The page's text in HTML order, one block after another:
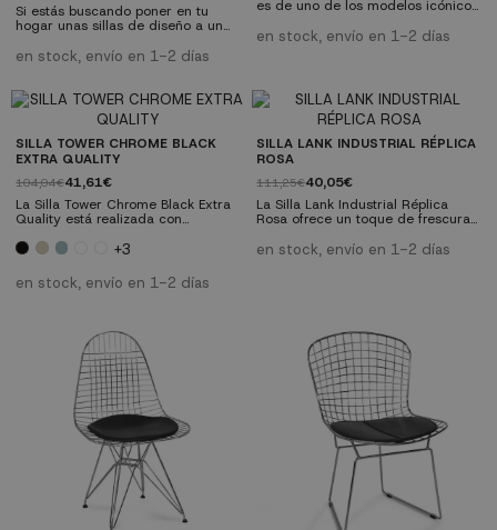
Si estás buscando poner en tu
hogar unas sillas de diseño a un
escapar el Pack de 6 sillas New
Tower Wood Blancas Extra Quality
legendario que, con el paso del
tiempo, se ha convertido en todo
un icono del mundo del mobiliario.
en stock, envío en 1-2 días
es de uno de los modelos icónicos
inspirada en la silla Tólix de Xavier
Pauchard. Sus formas simples, su
esta silla en un clásico atemporal
que actualmente se reivindica con
más fuerza que nunca.
en stock, envío en 1-2 días
SILLA TOWER CHROME BLACK
EXTRA QUALITY
104,04€41,61€
La Silla Tower Chrome Black Extra
Quality está realizada con
realizadas con varillas
estructura de la famosa Torre Eiffel
y asiento ergonómico adaptable
+3
en stock, envío en 1-2 días
SILLA LANK INDUSTRIAL RÉPLICA
ROSA
111,25€40,05€
La Silla Lank Industrial Réplica
Rosa ofrece un toque de frescura
ambiente, con su diseño vintage
industrial reinterpretado en un
complementar perfectamente tu
espacio. Aporta versatilidad y
sofisticación a tu hogar u...
en stock, envío en 1-2 días